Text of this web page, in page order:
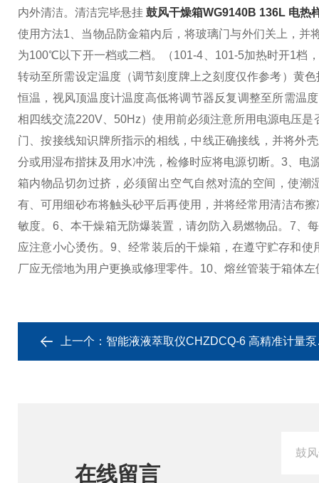
内外清洁。清洁完毕悬挂 鼓风干燥箱WG9140B 136L 电热
使用方法1、当物品防金箱内后，将玻璃门与外们关上，并
为100℃以下开一档或二档。（101-4、101-5加热时开1档
转动至所需设定温度（调节刻度牌上之刻度仅作参考）黄
恒温，视风顶温度计温度高低将调节器反复调整至所需温
相四线交流220V、50Hz）使用前必须注意所用电源电压
门、按接线知识牌所指示的相线，中线正确接线，并将外
分或用湿布揩抹及用水冲洗，检修时应将电源切断。 3、电
箱内物品切勿过挤，必须留出空气自然对流的空间，使潮
有、可用细砂布将触头砂平后再使用，并将经常用清洁布
敏度。 6、本干燥箱无防爆装置，请勿防入易燃物品。 7、
应注意小心烫伤。 9、经常装后的干燥箱，在遵守贮存和
厂应无偿地为用户更换或修理零件。 10、熔丝管装于箱体
上一个： 智能液液萃取仪CHZDCQ-6 高精准计量泵进液
在线留言